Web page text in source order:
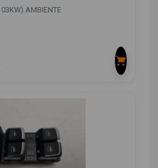
AMBIENTE